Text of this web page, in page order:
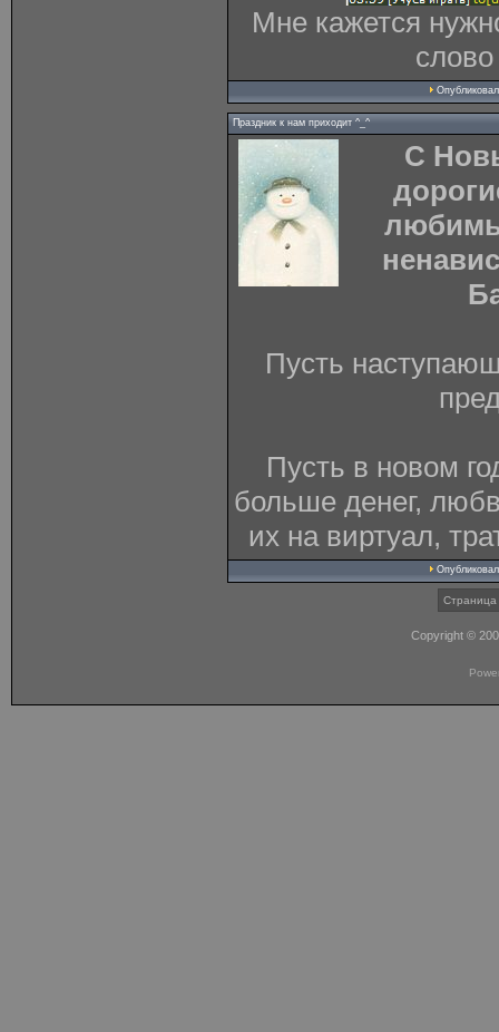
Мне кажется
Праздник к нам приходит ^_^
С
Пусть
Пусть в новом
больше денег,
их на виртуал,
Страница
Copyright ©